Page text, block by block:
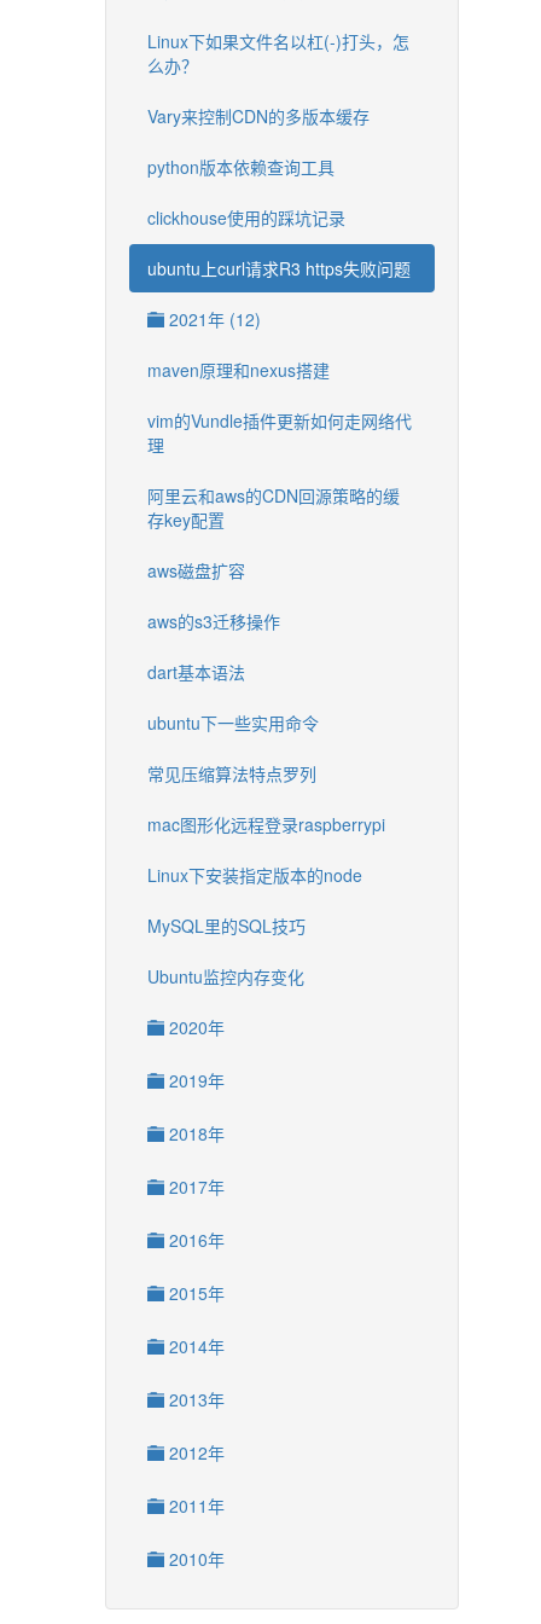
Linux下如果文件名以杠(-)打头，怎
么办？
Vary来控制CDN的多版本缓存
python版本依赖查询工具
clickhouse使用的踩坑记录
ubuntu上curl请求R3 https失败问题
2021年 (12)
maven原理和nexus搭建
vim的Vundle插件更新如何走网络代
理
阿里云和aws的CDN回源策略的缓
存key配置
aws磁盘扩容
aws的s3迁移操作
dart基本语法
ubuntu下一些实用命令
常见压缩算法特点罗列
mac图形化远程登录raspberrypi
Linux下安装指定版本的node
MySQL里的SQL技巧
Ubuntu监控内存变化
2020年
2019年
2018年
2017年
2016年
2015年
2014年
2013年
2012年
2011年
2010年